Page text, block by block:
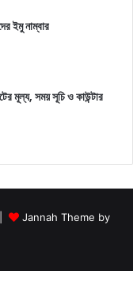
ইমু নাম্বার
মূল্য, সময় সূচি ও কাউন্টার
Jannah Theme by